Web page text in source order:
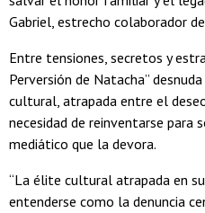
Gabriel, estrecho colaborador
Entre tensiones, secretos y
Perversión de Natacha”
cultural, atrapada entre el
necesidad de reinventarse para
mediático que la devora.
“La élite cultural atrapada en
entenderse como la denuncia